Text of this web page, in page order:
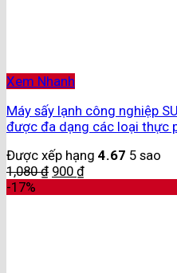
Xem Nhanh
Máy sấy lạnh công nghiệp
được đa dạng các loại thực
Được xếp hạng 4.67 5 sao
1,080₫ 900 ₫
-17%